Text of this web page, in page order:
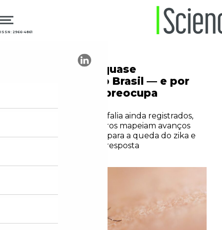
ISSN: 2966-4861
Por que o zika quase
desapareceu no Brasil — e por
que isso ainda preocupa
cientistas
Com casos de microcefalia ainda registrados,
pesquisadores brasileiros mapeiam avanços
desde 2015, hipóteses para a queda do zika e
perguntas ainda sem resposta